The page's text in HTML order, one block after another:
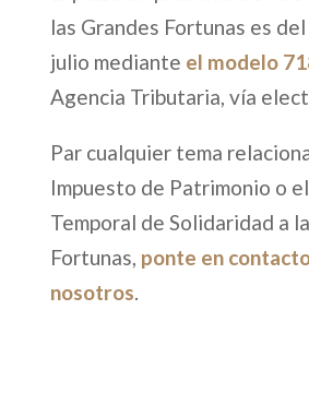
las Grandes Fortunas es
julio mediante el modelo
Agencia Tributaria, vía
Par cualquier tema
Impuesto de Patrimonio o
Temporal de Solidaridad a
Fortunas, ponte en
nosotros.